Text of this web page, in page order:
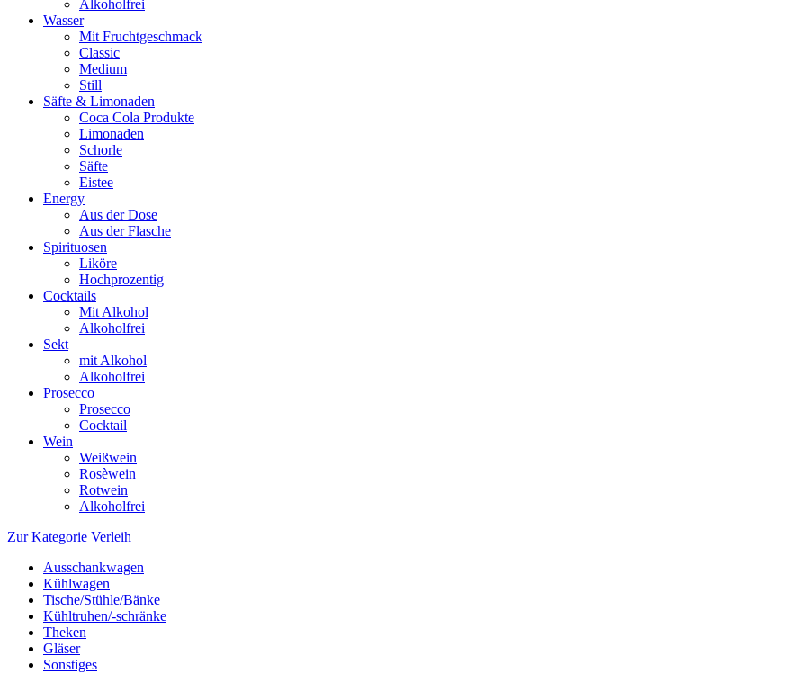
Alkoholfrei
Wasser
Mit Fruchtgeschmack
Classic
Medium
Still
Säfte & Limonaden
Coca Cola Produkte
Limonaden
Schorle
Säfte
Eistee
Energy
Aus der Dose
Aus der Flasche
Spirituosen
Liköre
Hochprozentig
Cocktails
Mit Alkohol
Alkoholfrei
Sekt
mit Alkohol
Alkoholfrei
Prosecco
Prosecco
Cocktail
Wein
Weißwein
Rosèwein
Rotwein
Alkoholfrei
Zur Kategorie Verleih
Ausschankwagen
Kühlwagen
Tische/Stühle/Bänke
Kühltruhen/-schränke
Theken
Gläser
Sonstiges